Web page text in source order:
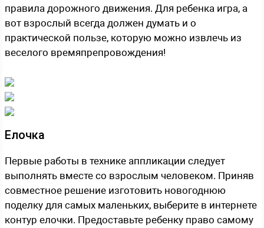
правила дорожного движения. Для ребенка игра, а
вот взрослый всегда должен думать и о
практической пользе, которую можно извлечь из
веселого времяпрепровождения!
Елочка
Первые работы в технике аппликации следует
выполнять вместе со взрослым человеком. Приняв
совместное решение изготовить новогоднюю
поделку для самых маленьких, выберите в интернете
контур елочки. Предоставьте ребенку право самому